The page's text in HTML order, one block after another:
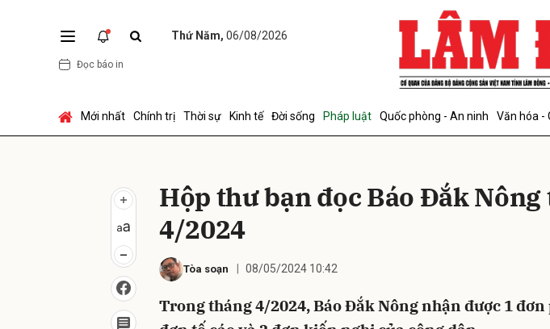
Thứ Năm, 06/08/2026
Đọc báo in
Mới nhất Chính trị Thời sự Kinh tế Đời sống Pháp luật Quốc phòng - An ninh Văn hóa -
Hộp thư bạn đọc Báo Đắk
4/2024
Tòa soạn 08/05/2024 10:42
Trong tháng 4/2024, Báo Đắk Nông nhận được 1 đơn
Gửi bình luận